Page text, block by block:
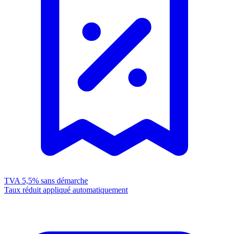
TVA 5,5% sans démarche
Taux réduit appliqué automatiquement